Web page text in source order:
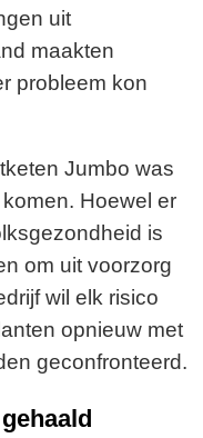
uit
maakten
probleem kon
Jumbo was
Hoewel er
is
om uit voorzorg
wil elk risico
opnieuw met
geconfronteerd.